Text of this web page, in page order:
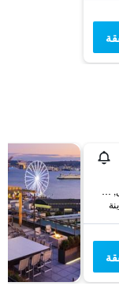
1926 2nd Avenue, سياتل, WA, الولايات المتحدة الأميريكية